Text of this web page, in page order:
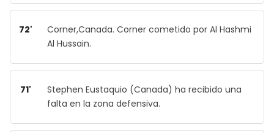
72'
Corner,Canada. Corner cometido por Al Hashmi
Al Hussain.
71'
Stephen Eustaquio (Canada) ha recibido una
falta en la zona defensiva.